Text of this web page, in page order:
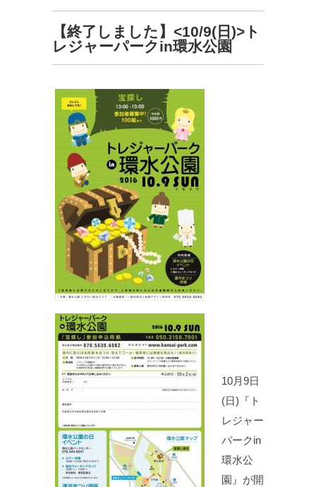
【終了しました】<10/9(日)>ト
レジャーパークin環水公園
10月9日
(日)『ト
レジャー
パークin
環水公
園』が開